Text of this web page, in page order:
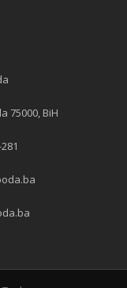
75000, BiH